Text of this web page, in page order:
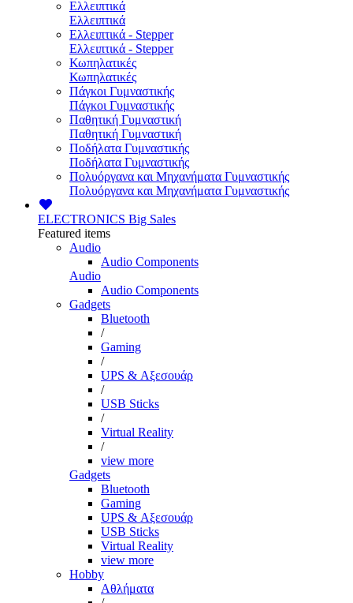
Ελλειπτικά
Ελλειπτικά
Ελλειπτικά - Stepper
Ελλειπτικά - Stepper
Κωπηλατικές
Κωπηλατικές
Πάγκοι Γυμναστικής
Πάγκοι Γυμναστικής
Παθητική Γυμναστική
Παθητική Γυμναστική
Ποδήλατα Γυμναστικής
Ποδήλατα Γυμναστικής
Πολυόργανα και Μηχανήματα Γυμναστικής
Πολυόργανα και Μηχανήματα Γυμναστικής
ELECTRONICS Big Sales
Featured items
Audio
Audio Components
Audio
Audio Components
Gadgets
Bluetooth
/
Gaming
/
UPS & Αξεσουάρ
/
USB Sticks
/
Virtual Reality
/
view more
Gadgets
Bluetooth
Gaming
UPS & Αξεσουάρ
USB Sticks
Virtual Reality
view more
Hobby
Αθλήματα